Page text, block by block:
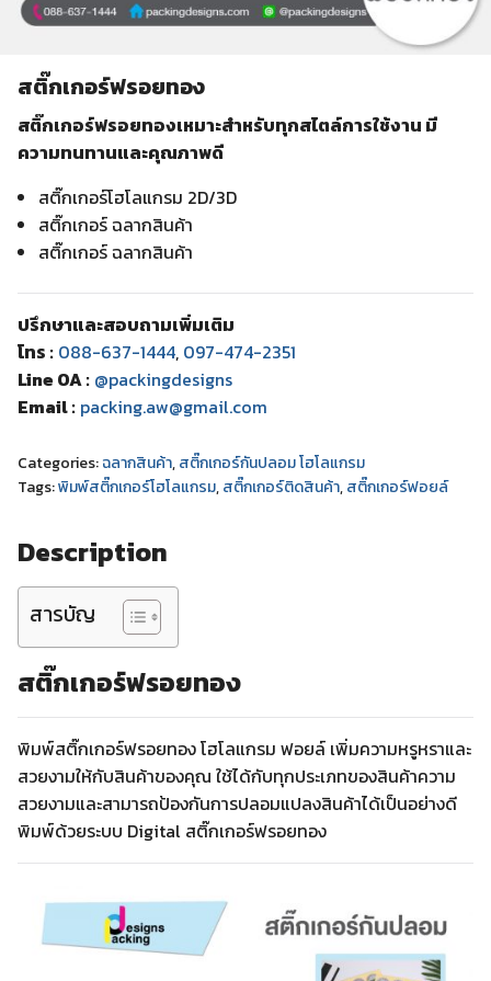
สติ๊กเกอร์ฟรอยทอง
สติ๊กเกอร์ฟรอยทองเหมาะสำหรับทุกสไตล์การใช้งาน มี
ความทนทานและคุณภาพดี
สติ๊กเกอร์โฮโลแกรม 2D/3D
สติ๊กเกอร์ ฉลากสินค้า
สติ๊กเกอร์ ฉลากสินค้า
ปรึกษาและสอบถามเพิ่มเติม
โทร : 088-637-1444, 097-474-2351
Line OA : @packingdesigns
Email : packing.aw@gmail.com
Categories:ฉลากสินค้า,สติ๊กเกอร์กันปลอม โฮโลแกรม
Tags:พิมพ์สติ๊กเกอร์โฮโลแกรม,สติ๊กเกอร์ติดสินค้า,สติ๊กเกอร์ฟอยล์
Description
สารบัญ
สติ๊กเกอร์ฟรอยทอง
พิมพ์สติ๊กเกอร์ฟรอยทอง โฮโลแกรม ฟอยล์ เพิ่มความหรูหราและ
สวยงามให้กับสินค้าของคุณ ใช้ได้กับทุกประเภทของสินค้าความ
สวยงามและสามารถป้องกันการปลอมแปลงสินค้าได้เป็นอย่างดี
พิมพ์ด้วยระบบ Digital สติ๊กเกอร์ฟรอยทอง